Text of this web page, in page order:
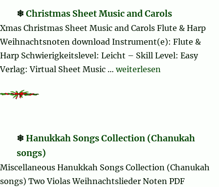
Christmas Sheet Music and Carols
Xmas Christmas Sheet Music and Carols Flute & Harp
Weihnachtsnoten download Instrument(e): Flute &
Harp Schwierigkeitslevel: Leicht – Skill Level: Easy
Verlag: Virtual Sheet Music …„Christmas Sheet Music
weiterlesen
Hanukkah Songs Collection (Chanukah
songs)
Miscellaneous Hanukkah Songs Collection (Chanukah
songs) Two Violas Weihnachtslieder Noten PDF